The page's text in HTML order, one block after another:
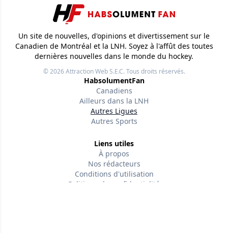
Un site de nouvelles, d'opinions et divertissement sur le
Canadien de Montréal et la LNH. Soyez à l'affût des toutes
dernières nouvelles dans le monde du hockey.
© 2026Attraction Web S.E.C.Tous droits réservés.
HabsolumentFan
Canadiens
Ailleurs dans la LNH
Autres Ligues
Autres Sports
Liens utiles
À propos
Nos rédacteurs
Conditions d'utilisation
Politique de confidentialité